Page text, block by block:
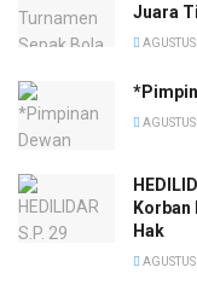
Juara
Hak